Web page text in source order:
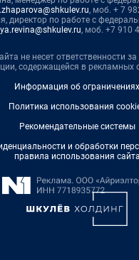
, моб. + 7
директор по работе с
, моб. +7 910
не несет ответственности
содержащейся в рекламных
Информация об ограничениях
Политика использования
Рекомендательные системы
и обработки
правила использования сайта